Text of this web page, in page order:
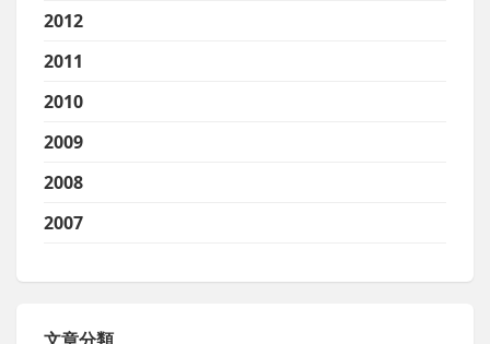
2012
2011
2010
2009
2008
2007